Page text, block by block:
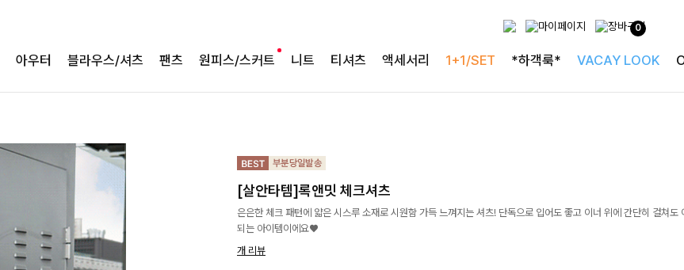
0
아우터 블라우스/셔츠 팬츠 원피스/스커트 니트 티셔츠 액세서리 1+1/SET *하객룩* VACAY LOOK
[살안타템]록앤밋 체크셔츠
은은한 체크 패턴에 얇은 시스루 소재로 시원함 가득 느껴지는 셔츠! 단독으로 입어도 좋고 이너 위에 간단히 걸쳐도
되는 아이템이에요♥
개 리뷰